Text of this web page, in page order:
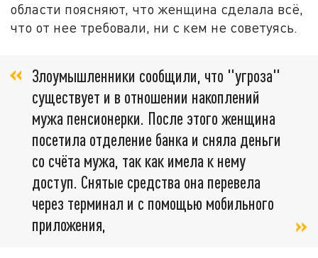
области поясняют, что женщина сделала всё,
что от нее требовали, ни с кем не советуясь.
Злоумышленники сообщили, что "угроза"
существует и в отношении накоплений
мужа пенсионерки. После этого женщина
посетила отделение банка и сняла деньги
со счёта мужа, так как имела к нему
доступ. Снятые средства она перевела
через терминал и с помощью мобильного
приложения,